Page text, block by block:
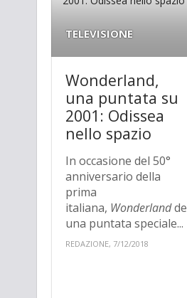
TELEVISIONE
Wonderland,
una puntata su
2001: Odissea
nello spazio
In occasione del 50°
anniversario della
prima
italiana, Wonderland
una puntata speciale...
REDAZIONE, 7/12/2018